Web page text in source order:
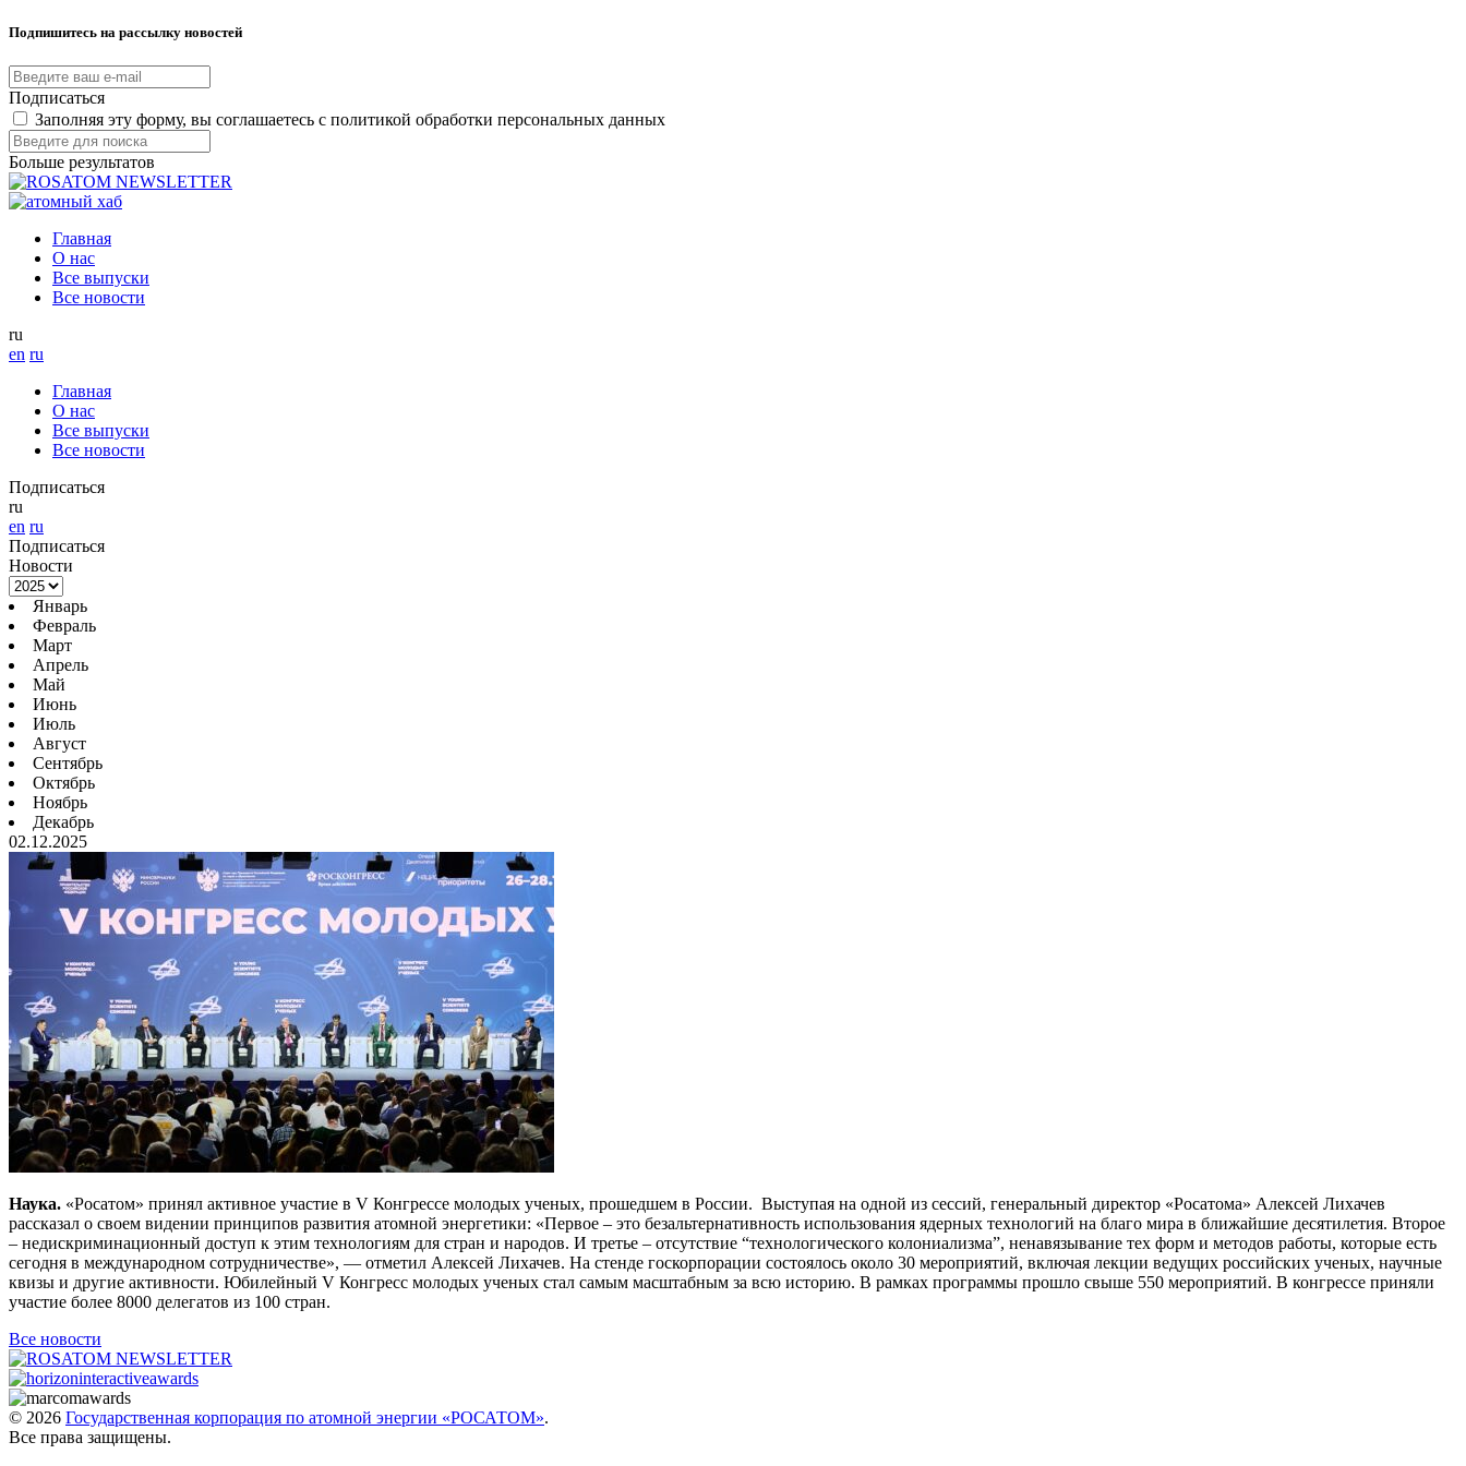
Подпишитесь на рассылку новостей
Подписаться
Заполняя эту форму, вы соглашаетесь с политикой обработки персональных данных
Больше результатов
Главная
О нас
Все выпуски
Все новости
ru
en ru
Главная
О нас
Все выпуски
Все новости
Подписаться
ru
en ru
Подписаться
Новости
Январь
Февраль
Март
Апрель
Май
Июнь
Июль
Август
Сентябрь
Октябрь
Ноябрь
Декабрь
02.12.2025
Наука. «Росатом» принял активное участие в V Конгрессе молодых ученых, прошедшем в России. Выступая на одной из сессий, генеральный директор «Росатома» Алексей Лихачев
рассказал о своем видении принципов развития атомной энергетики: «Первое – это безальтернативность использования ядерных технологий на благо мира в ближайшие десятилетия. Второе
– недискриминационный доступ к этим технологиям для стран и народов. И третье – отсутствие “технологического колониализма”, ненавязывание тех форм и методов работы, которые есть
сегодня в международном сотрудничестве», — отметил Алексей Лихачев. На стенде госкорпорации состоялось около 30 мероприятий, включая лекции ведущих российских ученых, научные
квизы и другие активности. Юбилейный V Конгресс молодых ученых стал самым масштабным за всю историю. В рамках программы прошло свыше 550 мероприятий. В конгрессе приняли
участие более 8000 делегатов из 100 стран.
Все новости
© 2026 Государственная корпорация по атомной энергии «РОСАТОМ».
Все права защищены.